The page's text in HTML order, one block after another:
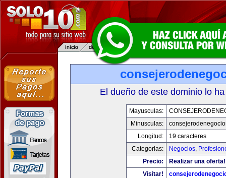
El dueño de este dominio lo
Mayusculas:
Minusculas:
Longitud:
19 caracteres
Categorias:
Negocios,
Precio:
Realizar una oferta!
Visitar!